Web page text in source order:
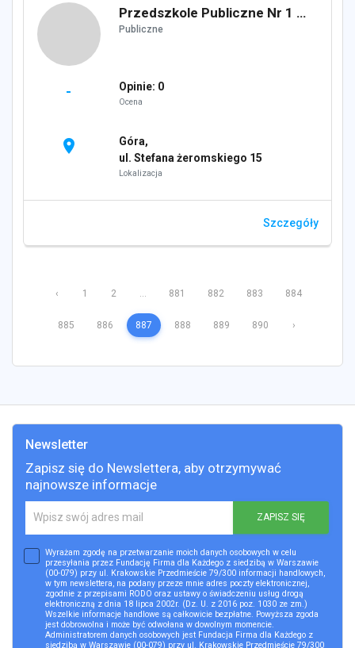
Przedszkole Publiczne Nr 1 w Górze
Publiczne
- Opinie: 0
Ocena
location_on
Góra,
ul. Stefana żeromskiego 15
Lokalizacja
Szczegóły
‹ 1 2 881 882 883 884
885 886 887 888 889 890 ›
Newsletter
Zapisz się do Newslettera, aby otrzymywać
najnowsze informacje
ZAPISZ SIĘ
Wyrażam zgodę na przetwarzanie moich danych osobowych w celu
przesyłania przez Fundację Firma dla Każdego z siedzibą w Warszawie
(00-079) przy ul. Krakowskie Przedmieście 79/300 informacji handlowych,
w tym newslettera, na podany przeze mnie adres poczty elektronicznej,
zgodnie z przepisami RODO oraz ustawy o świadczeniu usług drogą
elektroniczną z dnia 18 lipca 2002r. (Dz. U. z 2016 poz. 1030 ze zm.)
Wszelkie informacje handlowe są całkowicie bezpłatne. Powyższa zgoda
jest dobrowolna i może być odwołana w dowolnym momencie.
Administratorem danych osobowych jest Fundacja Firma dla Każdego z
siedzibą w Warszawie (00-079) przy ul. Krakowskie Przedmieście 79/300